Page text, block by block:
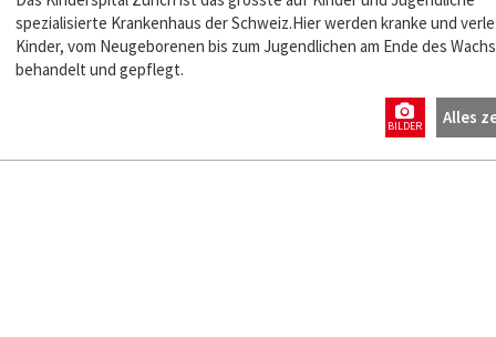
spezialisierte Krankenhaus der Schweiz.Hier werden kranke und
Kinder, vom Neugeborenen bis zum Jugendlichen am Ende des
behandelt und gepflegt.
Alles
BILDER